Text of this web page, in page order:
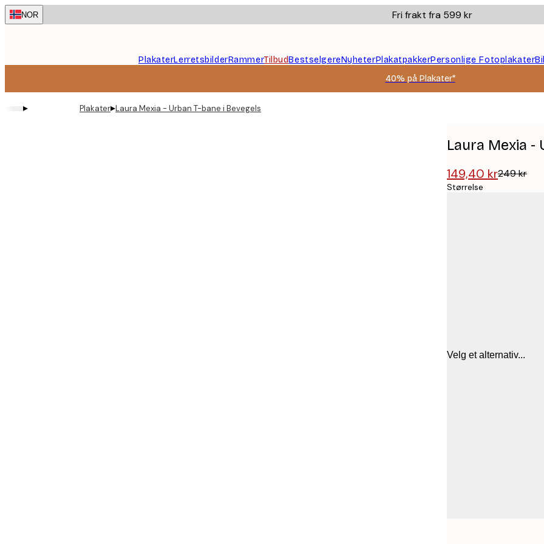
Skip
to
NOR Fri frakt fra 599 kr
PlakaterLerretsbilderRammerTilbudBestselgereNyheterPlakatpakkerPersonlige Fotoplakater
40% på Plakater*
▸ Plakater▸Laura Mexia - Urban T-bane i Bevegelse Plakat
Laura Mexia -
149,40 kr249 kr
Størrelse
Velg et alternativ...